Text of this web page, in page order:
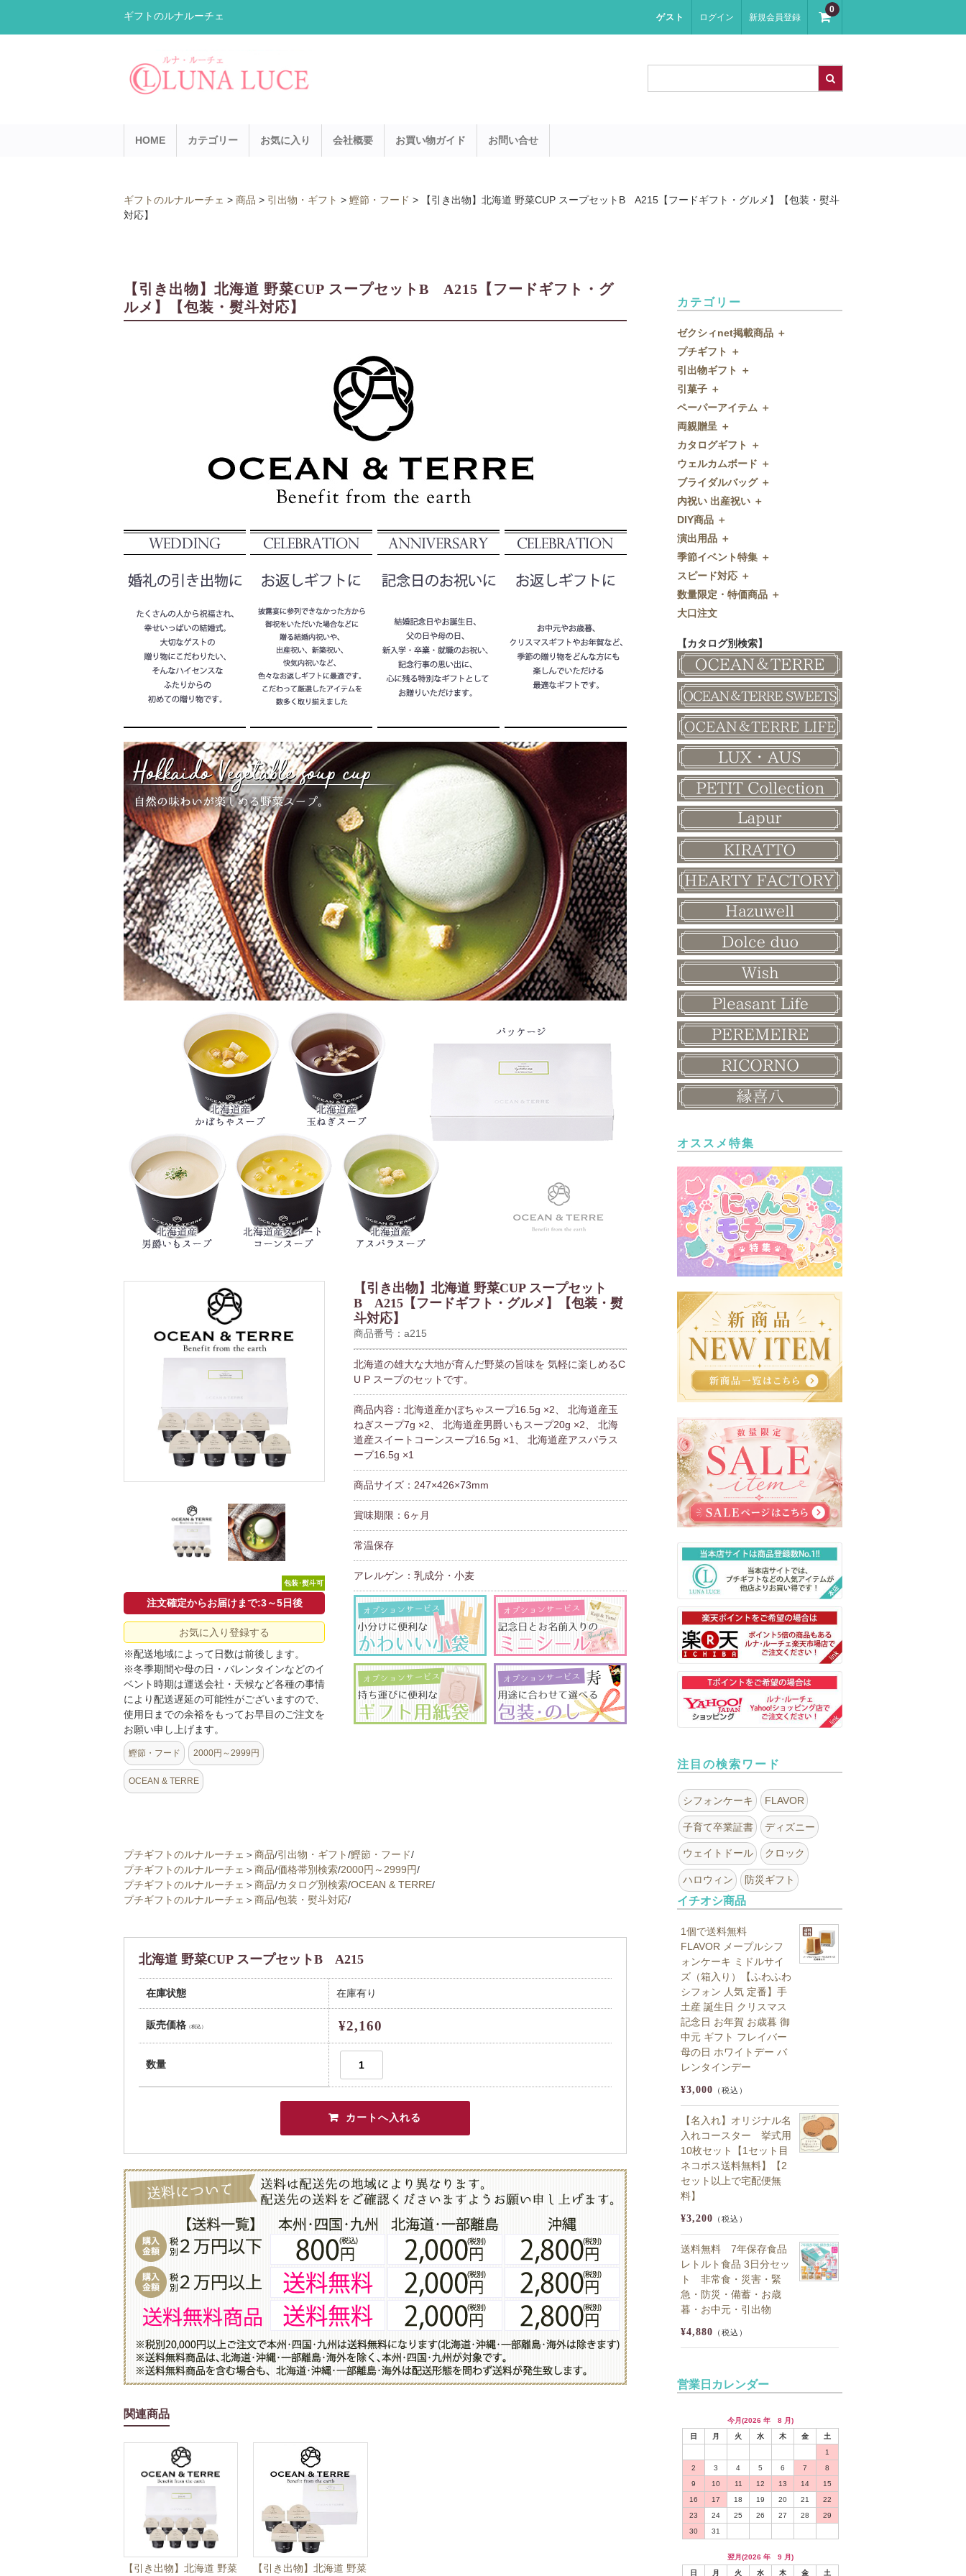
ギフトのルナルーチェ ゲスト ログイン 新規会員登録
0
HOME カテゴリー お気に入り 会社概要 お買い物ガイド お問い合せ
ギフトのルナルーチェ > 商品 > 引出物・ギフト > 鰹節・フード >
【引き出物】北海道 野菜CUP スープセットB A215【フードギフト・グルメ】【包装・熨斗
対応】
【引き出物】北海道 野菜CUP スープセットB A215【フードギフト・グ
ルメ】【包装・熨斗対応】
包装･熨斗可
注文確定からお届けまで:3～5日後
お気に入り登録する
※配送地域によって日数は前後します。
※冬季期間や母の日・バレンタインなどのイ
ベント時期は運送会社・天候など各種の事情
により配送遅延の可能性がございますので、
使用日までの余裕をもってお早目のご注文を
お願い申し上げます。
鰹節・フード 2000円～2999円
OCEAN & TERRE
【引き出物】北海道 野菜CUP スープセット
B A215【フードギフト・グルメ】【包装・熨
斗対応】
商品番号：a215
北海道の雄大な大地が育んだ野菜の旨味を 気軽に楽しめるC
U P スープのセットです。
商品内容：北海道産かぼちゃスープ16.5g ×2、 北海道産玉
ねぎスープ7g ×2、 北海道産男爵いもスープ20g ×2、 北海
道産スイートコーンスープ16.5g ×1、 北海道産アスパラス
ープ16.5g ×1
商品サイズ：247×426×73mm
賞味期限：6ヶ月
常温保存
アレルゲン：乳成分・小麦
プチギフトのルナルーチェ ＞商品/引出物・ギフト/鰹節・フード/
プチギフトのルナルーチェ ＞商品/価格帯別検索/2000円～2999円/
プチギフトのルナルーチェ ＞商品/カタログ別検索/OCEAN & TERRE/
プチギフトのルナルーチェ ＞商品/包装・熨斗対応/
北海道 野菜CUP スープセットB A215
在庫状態 在庫有り
販売価格（税込） ¥2,160
数量
関連商品
【引き出物】北海道 野菜 【引き出物】北海道 野菜
カテゴリー
ゼクシィnet掲載商品 ＋
ゼクシィnet掲載商品
プチギフト ＋
プチギフト
ウェルカムプチギフト
アメニティ
キャンディー・金平糖
クッキー
スプーン
チョコレート
ディズニー
ドラジェ
プチタオル
席札立て
耳かき＆ぺん
紅茶＆コーヒー
和風プチギフト
その他
引出物ギフト ＋
引出物ギフト
グラス
タオル・石鹸・名披露目
ディズニーギフト
今治タオル
引出物セット
和食器
名入れ贈呈品
特選ギフト
珈琲・紅茶
鰹節・フード
引菓子 ＋
引菓子
バウムクーヘン
洋菓子
和菓子
FLAVOR
ペーパーアイテム ＋
ペーパーアイテム
招待状
席次表
席札
付箋・メッセージカード
印刷代行
ディズニーシリーズ
両親贈呈 ＋
両親贈呈
ディズニーウェイトドール
ウェイトベア
子育て卒業証書
クロックギフト
カタログギフト ＋
カタログギフト
OCEAN&TERRE GOURMET
SHIKISAI ONE
Grace
ウェルカムボード ＋
ウェルカムボード
カラーステンドグラス調
ガラス
フラワータイプ
ペンダントクロック
ミラー
メッセージパズル
似顔絵
和風ボード
ブライダルバッグ ＋
ブライダルバッグ
内祝い 出産祝い ＋
内祝い 出産祝い
DIY商品 ＋
DIY商品
演出用品 ＋
演出用品
リングピロー
ブーケプルズ
結婚証明書
その他
季節イベント特集 ＋
季節イベント特集
サクラ
クローバー
クリスマス
バレンタイン
ホワイトデー
母の日
父の日
敬老の日
スピード対応 ＋
スピード対応
即日お急ぎ発送
数量限定・特価商品 ＋
数量限定・特価商品
大口注文
【カタログ別検索】
オススメ特集
注目の検索ワード
シフォンケーキ FLAVOR
子育て卒業証書 ディズニー
ウェイトドール クロック
ハロウィン 防災ギフト
イチオシ商品
1個で送料無料
FLAVOR メープルシフ
ォンケーキ ミドルサイ
ズ（箱入り）【ふわふわ
シフォン 人気 定番】手
土産 誕生日 クリスマス
記念日 お年賀 お歳暮 御
中元 ギフト フレイバー
母の日 ホワイトデー バ
レンタインデー
¥3,000 （税込）
【名入れ】オリジナル名
入れコースター 挙式用
10枚セット【1セット目
ネコポス送料無料】【2
セット以上で宅配便無
料】
¥3,200 （税込）
送料無料 7年保存食品
レトルト食品 3日分セッ
ト 非常食・災害・緊
急・防災・備蓄・お歳
暮・お中元・引出物
¥4,880 （税込）
営業日カレンダー
今月(2026 年 8 月)
日
月 火 水 木 金
土
1
2
3 4 5 6 7
8
9
10 11 12 13 14
15
16
17 18 19 20 21
22
23
24 25 26 27 28
29
30
31
翌月(2026 年 9 月)
日
月 火 水 木 金 土